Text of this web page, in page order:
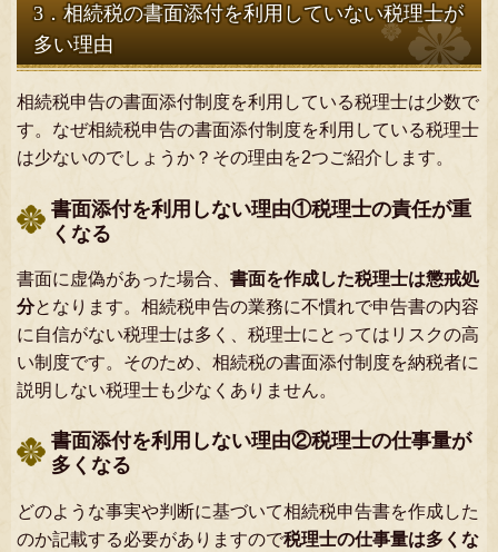
3．相続税の書面添付を利用していない税理士が
多い理由
相続税申告の書面添付制度を利用している税理士は少数で
す。なぜ相続税申告の書面添付制度を利用している税理士
は少ないのでしょうか？その理由を2つご紹介します。
書面添付を利用しない理由①税理士の責任が重
くなる
書面に虚偽があった場合、 書面を作成した税理士は懲戒処
分となります。相続税申告の業務に不慣れで申告書の内容
に自信がない税理士は多く、税理士にとってはリスクの高
い制度です。そのため、相続税の書面添付制度を納税者に
説明しない税理士も少なくありません。
書面添付を利用しない理由②税理士の仕事量が
多くなる
どのような事実や判断に基づいて相続税申告書を作成した
のか記載する必要がありますので税理士の仕事量は多くな